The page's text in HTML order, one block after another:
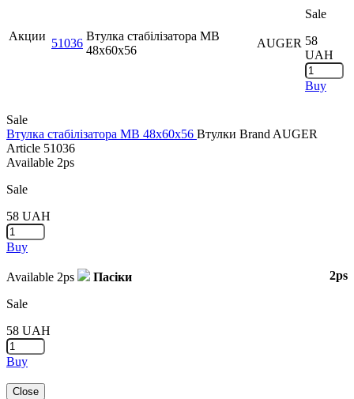
Акции
51036
Втулка стабілізатора MB
48x60x56
AUGER
Sale
58
UAH
Buy
Sale
Втулка стабілізатора MB 48x60x56 Втулки Brand AUGER
Article 51036
Available 2ps
Sale
58 UAH
Buy
Available 2ps Пасіки 2ps
Sale
58 UAH
Buy
Close